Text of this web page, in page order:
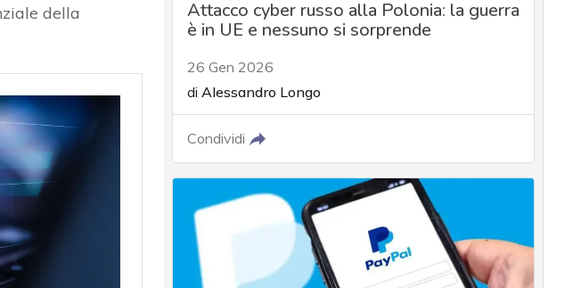
della
Attacco cyber russo alla Polonia: la guerra
è in UE e nessuno si sorprende
26 Gen 2026
di Alessandro Longo
Condividi